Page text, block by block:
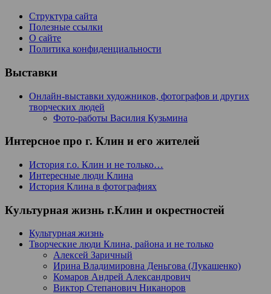
Структура сайта
Полезные ссылки
О сайте
Политика конфиденциальности
Выставки
Онлайн-выставки художников, фотографов и других
творческих людей
Фото-работы Василия Кузьмина
Интерсное про г. Клин и его жителей
История г.о. Клин и не только…
Интересные люди Клина
История Клина в фотографиях
Культурная жизнь г.Клин и окрестностей
Культурная жизнь
Творческие люди Клина, района и не только
Алексей Заричный
Ирина Владимировна Деньгова (Лукашенко)
Комаров Андрей Александрович
Виктор Степанович Никаноров